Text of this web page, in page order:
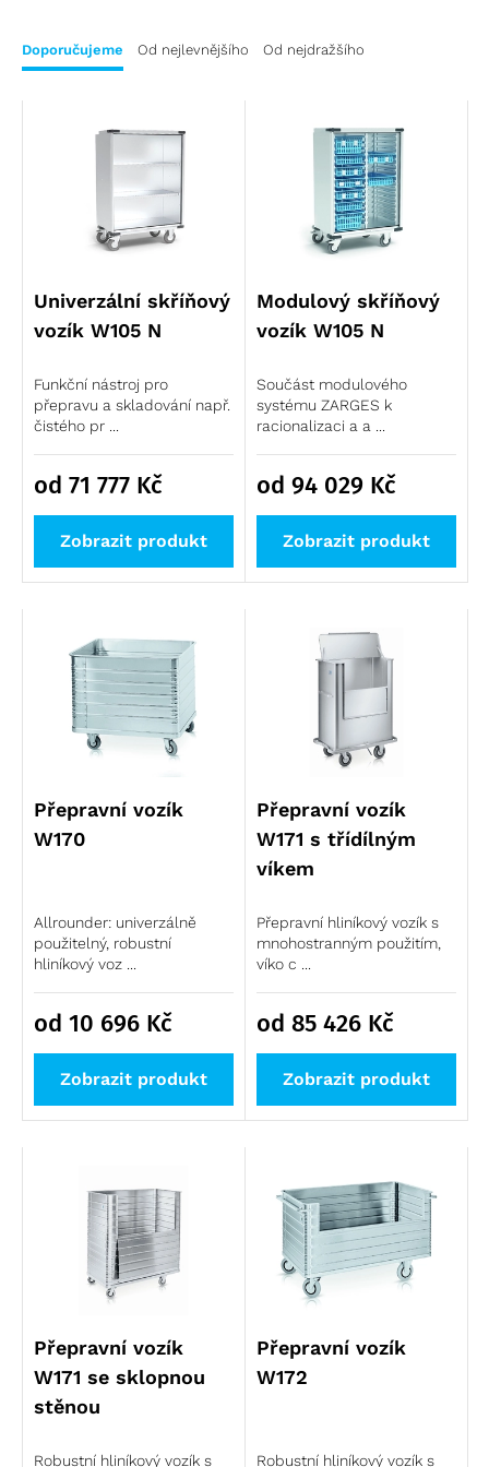
Sestavy výstupových žebříků
Jednotlivé výstupové žebříky
Příslušenství výstupových žebříků
Ochrana před pádem
Šachtová technika
Šachtové žebříky
Příslušenství šachtových žebříků
Ochrana před pádem
Studnové a šachtové poklopy
Žebříky a schůdky výprodej
Plošiny a schody výprodej
Lešení výprodej
Doporučujeme Od nejlevnějšího Od nejdražšího
Univerzální skříňový
vozík W105 N
Funkční nástroj pro
přepravu a skladování např.
čistého pr ...
od 71 777 Kč
Zobrazit produkt
Modulový skříňový
vozík W105 N
Součást modulového
systému ZARGES k
racionalizaci a a ...
od 94 029 Kč
Zobrazit produkt
Přepravní vozík
W170
Allrounder: univerzálně
použitelný, robustní
hliníkový voz ...
od 10 696 Kč
Zobrazit produkt
Přepravní vozík
W171 s třídílným
víkem
Přepravní hliníkový vozík s
mnohostranným použitím,
víko c ...
od 85 426 Kč
Zobrazit produkt
Přepravní vozík
W171 se sklopnou
stěnou
Robustní hliníkový vozík s
Přepravní vozík
W172
Robustní hliníkový vozík s